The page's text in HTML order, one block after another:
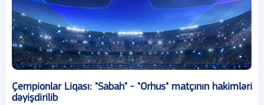
Çempionlar Liqası: "Sabah" - "Orhus" matçının hakimləri
dəyişdirilib